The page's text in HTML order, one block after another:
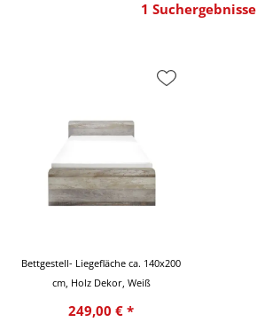
1 Suchergebnisse
Bettgestell- Liegefläche ca. 140x200
cm, Holz Dekor, Weiß
249,00 € *